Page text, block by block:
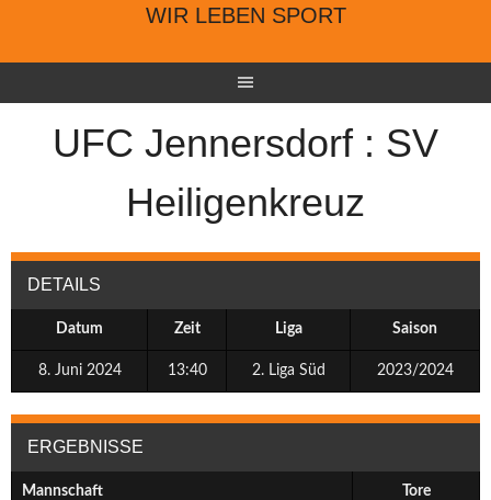
WIR LEBEN SPORT
UFC Jennersdorf : SV
Heiligenkreuz
DETAILS
Datum Zeit Liga Saison
8. Juni 2024 13:40 2. Liga Süd 2023/2024
ERGEBNISSE
Mannschaft Tore